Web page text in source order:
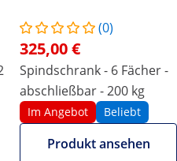
(0)
325,00 €
Spindschrank - 6 Fächer -
abschließbar - 200 kg
Im Angebot Beliebt
Produkt ansehen